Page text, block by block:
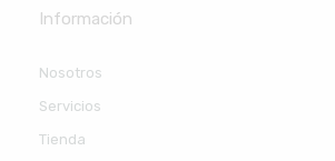
Información
Nosotros
Servicios
Tienda